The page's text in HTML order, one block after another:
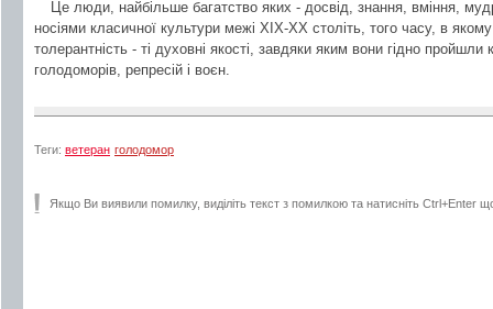
Це люди, найбільше багатство яких - досвід, знання, вміння,
носіями класичної культури межі ХІХ-ХХ століть, того часу, в
толерантність - ті духовні якості, завдяки яким вони гідно пройшли
голодоморів, репресій і воєн.
Теги: ветеран голодомор
Якщо Ви виявили помилку, виділіть текст з помилкою та натисніть Ctrl+Enter